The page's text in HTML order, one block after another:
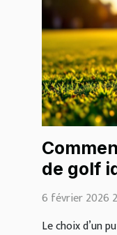
de golf
6 février 2026
Le choix d’un